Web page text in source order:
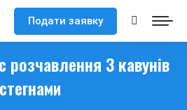
Подати заявку Search:
розчавлення 3 кавунів
стегнами